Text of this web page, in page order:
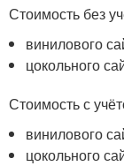
Стоимость без
винилового
цокольного
Стоимость с
винилового
цокольного